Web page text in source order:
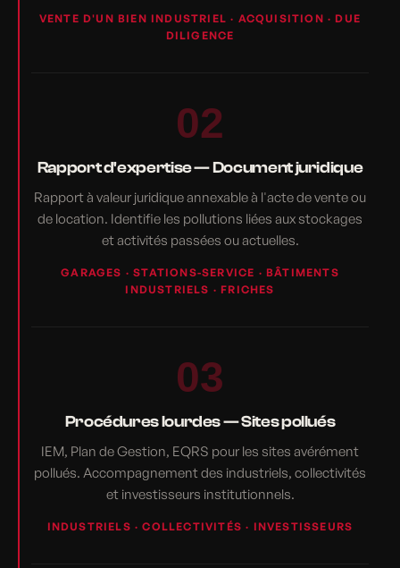
VENTE D'UN BIEN INDUSTRIEL · ACQUISITION · DUE
DILIGENCE
02
Rapport d'expertise — Document juridique
Rapport à valeur juridique annexable à l'acte de vente ou
de location. Identifie les pollutions liées aux stockages
et activités passées ou actuelles.
GARAGES · STATIONS-SERVICE · BÂTIMENTS
INDUSTRIELS · FRICHES
03
Procédures lourdes — Sites pollués
IEM, Plan de Gestion, EQRS pour les sites avérément
pollués. Accompagnement des industriels, collectivités
et investisseurs institutionnels.
INDUSTRIELS · COLLECTIVITÉS · INVESTISSEURS